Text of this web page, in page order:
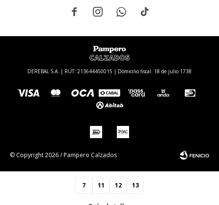
7 11 12 13
   
DEREBAL S.A. | RUT: 213644450015 | Domicilio fiscal: 18 de julio 1738
© Copyright 2026 / Pampero Calzados